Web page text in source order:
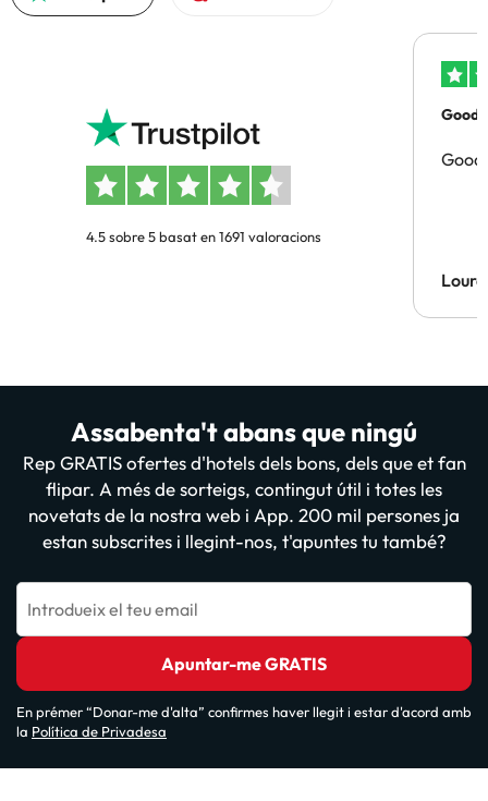
4.5 sobre 5 basat en 1691 valoracions
Good
Good
Assabenta't abans que ningú
Rep GRATIS ofertes d'hotels dels bons, dels que et fan
flipar. A més de sorteigs, contingut útil i totes les
novetats de la nostra web i App. 200 mil persones ja
estan subscrites i llegint-nos, t'apuntes tu també?
Introdueix el teu email
Apuntar-me GRATIS
En prémer “Donar-me d'alta” confirmes haver llegit i estar d'acord amb
la Política de Privadesa